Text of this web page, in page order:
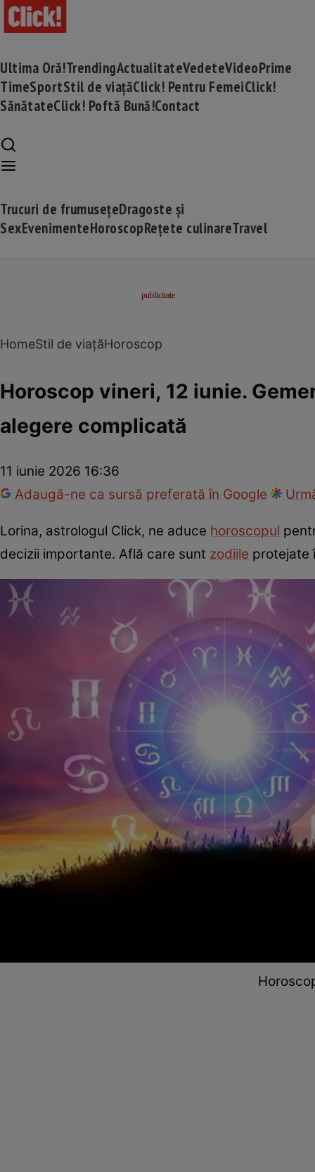
Ultima Oră!TrendingActualitateVedeteVideoPrime
TimeSportStil de viațăClick! Pentru FemeiClick!
SănătateClick! Poftă Bună!Contact
Trucuri de frumusețeDragoste și
SexEvenimenteHoroscopRețete culinareTravel
HomeStil de viațăHoroscop
Horoscop vineri, 12 iunie.
alegere complicată
11 iunie 2026 16:36
Adaugă-ne ca sursă preferată în Google
Lorina, astrologul Click, ne aduce horoscopul
decizii importante. Află care sunt zodiile protejate